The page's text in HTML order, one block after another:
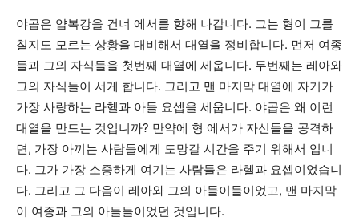
야곱은 얍복강을 건너 에서를 향해 나갑니다. 그는 형이 그를
칠지도 모르는 상황을 대비해서 대열을 정비합니다. 먼저 여종
들과 그의 자식들을 첫번째 대열에 세웁니다. 두번째는 레아와
그의 자식들이 서게 합니다. 그리고 맨 마지막 대열에 자기가
가장 사랑하는 라헬과 아들 요셉을 세웁니다. 야곱은 왜 이런
대열을 만드는 것입니까? 만약에 형 에서가 자신들을 공격하
면, 가장 아끼는 사람들에게 도망갈 시간을 주기 위해서 입니
다. 그가 가장 소중하게 여기는 사람들은 라헬과 요셉이었습니
다. 그리고 그 다음이 레아와 그의 아들이들이었고, 맨 마지막
이 여종과 그의 아들들이었던 것입니다.